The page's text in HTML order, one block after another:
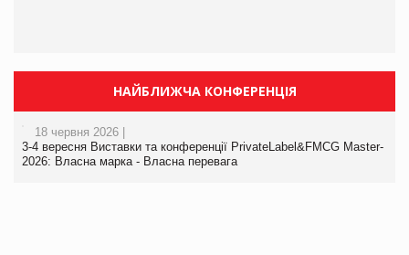
НАЙБЛИЖЧА КОНФЕРЕНЦІЯ
18 червня 2026 |
3-4 вересня Виставки та конференції PrivateLabel&FMCG Master-
2026: Власна марка - Власна перевага